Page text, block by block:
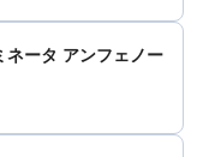
ネータ アンフェノー